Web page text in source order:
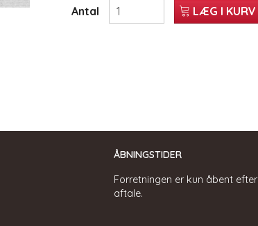
Antal LÆG I KURV
ÅBNINGSTIDER
Forretningen er kun åbent efter
aftale.